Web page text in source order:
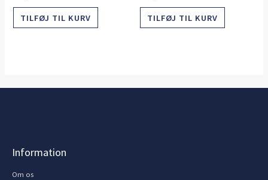
TILFØJ TIL KURV TILFØJ TIL KURV
Information
Om os